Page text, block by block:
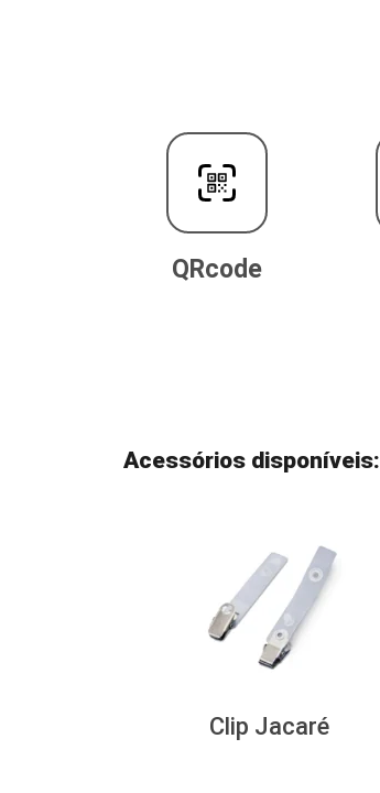
QRcode
Acessórios disponíveis:
Clip Jacaré